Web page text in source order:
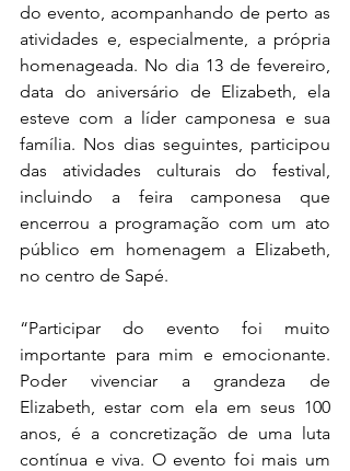
do evento, acompanhando de perto as
atividades e, especialmente, a própria
homenageada. No dia 13 de fevereiro,
data do aniversário de Elizabeth, ela
esteve com a líder camponesa e sua
família. Nos dias seguintes, participou
das atividades culturais do festival,
incluindo a feira camponesa que
encerrou a programação com um ato
público em homenagem a Elizabeth,
no centro de Sapé.
“Participar do evento foi muito
importante para mim e emocionante.
Poder vivenciar a grandeza de
Elizabeth, estar com ela em seus 100
anos, é a concretização de uma luta
contínua e viva. O evento foi mais um